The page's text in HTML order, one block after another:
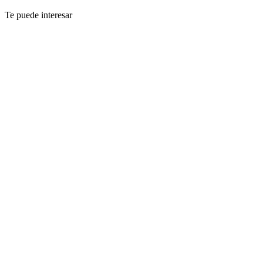
Te puede interesar